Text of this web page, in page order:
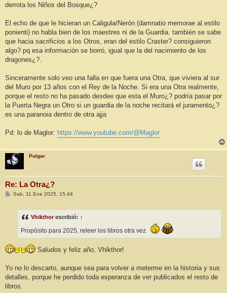
derrota los Niños del Bosque¿?
El echo de que le hicieran un Caligula/Nerón (damnatio memorae al estilo
ponienti) no habla bien de los maestres ni de la Guardia. también se sabe
que hacia sacrificios a los Otros, eran del estilo Craster? consiguieron
algo? pq esa información se borró, igual que la del nacimiento de los
dragones¿?.
Sinceramente solo veo una falla en que fuera una Otra, que viviera al sur
del Muro por 13 años con el Rey de la Noche. Si era una Otra realmente,
porque el resto no ha pasado desdee que esta el Muro¿? podría pasar por
la Puerta Negra un Otro si un guardia de la noche recitará el juramento¿?
es una paranoia dentro de otra ajja
Pd: lo de Maglor: https://www.youtube.com/@Maglor
Pulgar
Re: La Otra¿?
MSab, 11 Ene 2025, 15:44
Vhikthorescribió: ↑
Propósito para 2025, releer los libros otra vez
Saludos y feliz año, Vhikthor!
Yo no lo descarto, aunque sea para volver a meterme en la historia y sus
detalles, porque he perdido toda esperanza de ver publicados el resto de
libros.